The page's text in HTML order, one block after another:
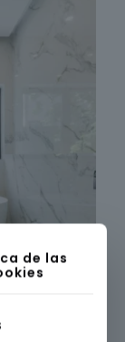
de las